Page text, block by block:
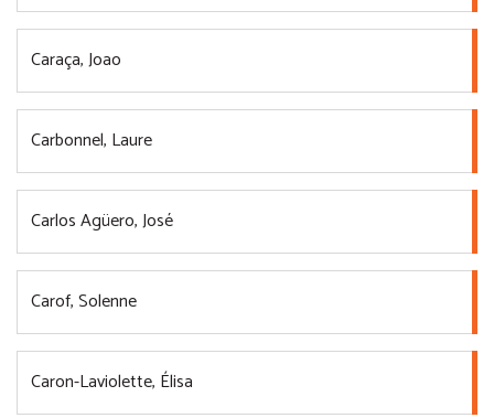
Caraça, Joao
Carbonnel, Laure
Carlos Agüero, José
Carof, Solenne
Caron-Laviolette, Élisa